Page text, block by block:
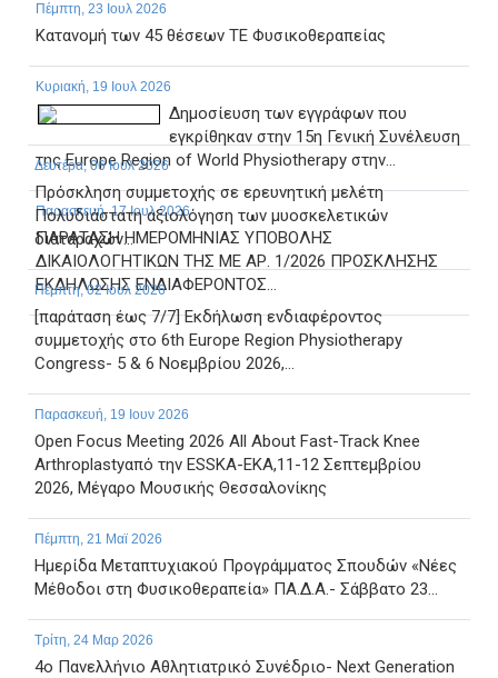
Πέμπτη, 23 Ιουλ 2026
Κατανομή των 45 θέσεων ΤΕ Φυσικοθεραπείας
Κυριακή, 19 Ιουλ 2026
Δημοσίευση των εγγράφων που
εγκρίθηκαν στην 15η Γενική Συνέλευση
της Europe Region of World Physiotherapy στην...
Παρασκευή, 17 Ιουλ 2026
ΠΑΡΑΤΑΣΗ ΗΜΕΡΟΜΗΝΙΑΣ ΥΠΟΒΟΛΗΣ
ΔΙΚΑΙΟΛΟΓΗΤΙΚΩΝ ΤΗΣ ΜΕ ΑΡ. 1/2026 ΠΡΟΣΚΛΗΣΗΣ
ΕΚΔΗΛΩΣΗΣ ΕΝΔΙΑΦΕΡΟΝΤΟΣ...
Δευτέρα, 06 Ιουλ 2026
Πρόσκληση συμμετοχής σε ερευνητική μελέτη
Πολυδιάστατη αξιολόγηση των μυοσκελετικών
διαταραχών...
Πέμπτη, 02 Ιουλ 2026
[παράταση έως 7/7] Εκδήλωση ενδιαφέροντος
συμμετοχής στο 6th Europe Region Physiotherapy
Congress- 5 & 6 Νοεμβρίου 2026,...
Παρασκευή, 19 Ιουν 2026
Open Focus Meeting 2026 All About Fast-Track Knee
Arthroplastyαπό την ESSKA-EKA,11-12 Σεπτεμβρίου
2026, Μέγαρο Μουσικής Θεσσαλονίκης
Πέμπτη, 21 Μαϊ 2026
Ημερίδα Μεταπτυχιακού Προγράμματος Σπουδών «Νέες
Μέθοδοι στη Φυσικοθεραπεία» ΠΑ.Δ.Α.- Σάββατο 23...
Τρίτη, 24 Μαρ 2026
4ο Πανελλήνιο Αθλητιατρικό Συνέδριο- Next Generation